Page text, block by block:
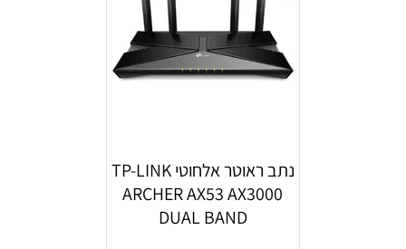
נתב ראוטר אלחוטי TP-LINK
ARCHER AX53 AX3000
DUAL BAND